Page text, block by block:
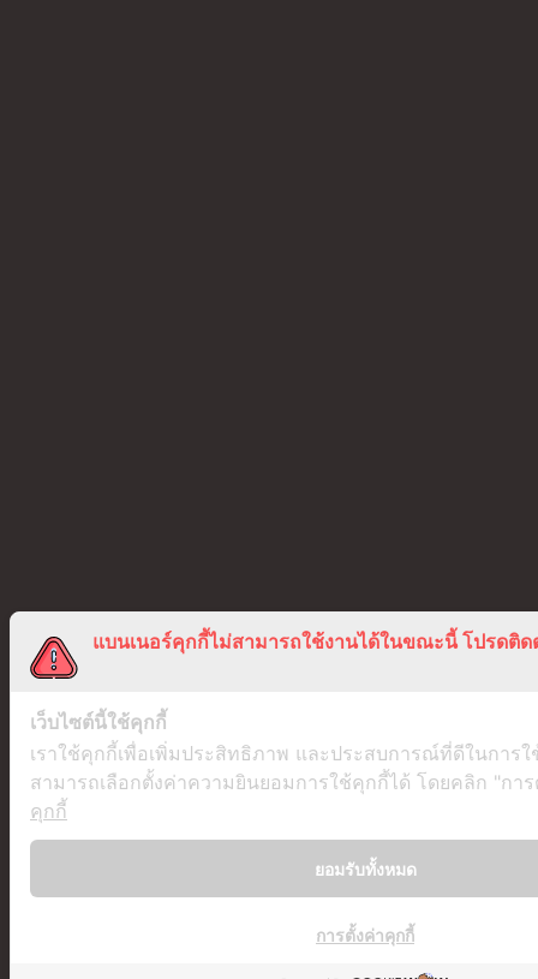
แบนเนอร์คุกกี้ไม่สามารถใช้งานได้ในขณะนี้ โปรดติด
เว็บไซต์นี้ใช้คุกกี้
เราใช้คุกกี้เพื่อเพิ่มประสิทธิภาพ และประสบการณ์ที่ดีในการ
สามารถเลือกตั้งค่าความยินยอมการใช้คุกกี้ได้ โดยคลิก "กา
คุกกี้
ยอมรับทั้งหมด
การตั้งค่าคุกกี้